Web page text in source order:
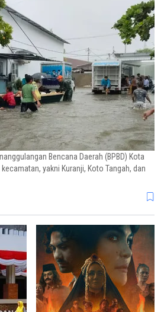
Bencana Daerah (BPBD) Kota
yakni Kuranji, Koto Tangah, dan